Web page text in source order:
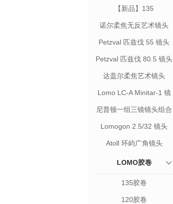
【新品】135
诺尔柔焦无反艺术镜头
Petzval 匹兹伐 55 镜头
Petzval 匹兹伐 80.5 镜头
达盖尔柔焦艺术镜头
Lomo LC-A Minitar-1 镜
尼普顿一组三镜镜头组合
Lomogon 2.5/32 镜头
Atoll 环屿广角镜头
LOMO胶卷
135胶卷
120胶卷